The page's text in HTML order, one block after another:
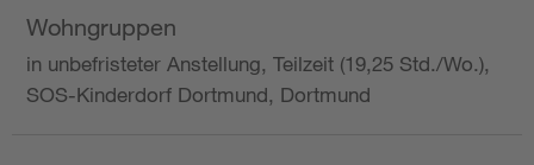
Wohngruppen
in unbefristeter Anstellung, Teilzeit (19,25 Std./Wo.),
SOS-Kinderdorf Dortmund, Dortmund